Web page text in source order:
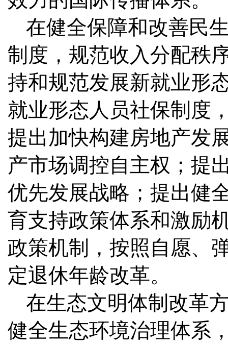
在健全保障和改善民
制度，规范收入分配秩
持和规范发展新就业形
就业形态人员社保制度
提出加快构建房地产发
产市场调控自主权；提
优先发展战略；提出健
育支持政策体系和激励
政策机制，按照自愿、
定退休年龄改革。
在生态文明体制改革
健全生态环境治理体系